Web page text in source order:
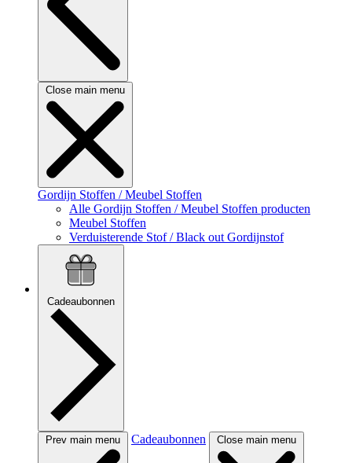
Close main menu
Gordijn Stoffen / Meubel Stoffen
Alle Gordijn Stoffen / Meubel Stoffen producten
Meubel Stoffen
Verduisterende Stof / Black out Gordijnstof
Cadeaubonnen
Prev main menu Cadeaubonnen Close main menu